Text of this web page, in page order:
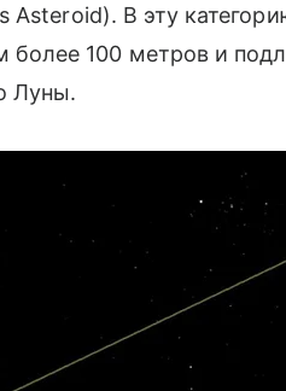
Asteroid). В эту
более 100 метров и
Луны.